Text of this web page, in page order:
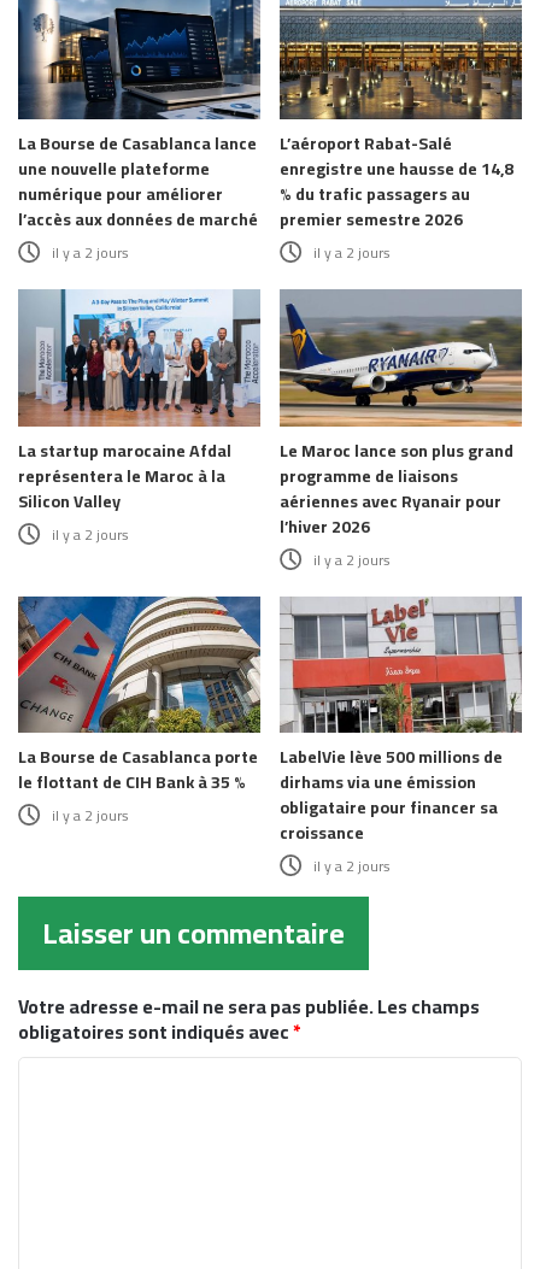
La Bourse de Casablanca lance
une nouvelle plateforme
numérique pour améliorer
l’accès aux données de marché
il y a 2 jours
L’aéroport Rabat-Salé
enregistre une hausse de 14,8
% du trafic passagers au
premier semestre 2026
il y a 2 jours
La startup marocaine Afdal
représentera le Maroc à la
Silicon Valley
il y a 2 jours
Le Maroc lance son plus grand
programme de liaisons
aériennes avec Ryanair pour
l’hiver 2026
il y a 2 jours
La Bourse de Casablanca porte
le flottant de CIH Bank à 35 %
il y a 2 jours
LabelVie lève 500 millions de
dirhams via une émission
obligataire pour financer sa
croissance
il y a 2 jours
Laisser un commentaire
Votre adresse e-mail ne sera pas publiée.Les champs
obligatoires sont indiqués avec*